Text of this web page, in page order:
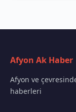
Afyon Ak Haber
Afyon ve
haberleri